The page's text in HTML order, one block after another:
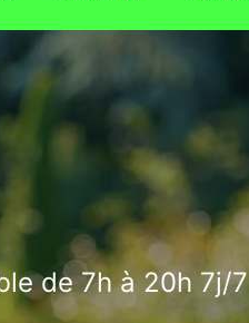
de 7h à 20h 7j/7